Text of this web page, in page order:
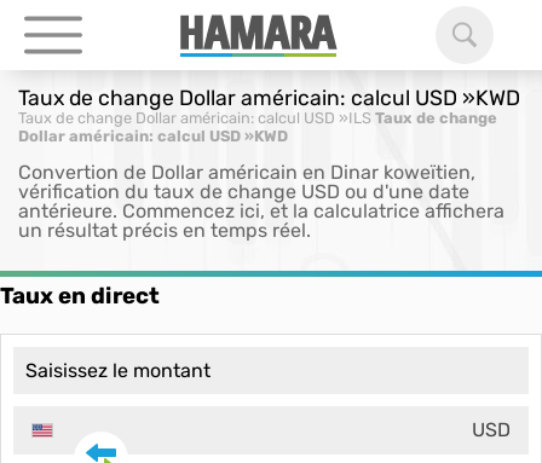
Taux de change Dollar américain: calcul USD »KWD
Taux de change Dollar américain: calcul USD »ILS Taux de change
Dollar américain: calcul USD »KWD
Convertion de Dollar américain en Dinar koweïtien,
vérification du taux de change USD ou d'une date
antérieure. Commencez ici, et la calculatrice affichera
un résultat précis en temps réel.
Taux en direct
USD